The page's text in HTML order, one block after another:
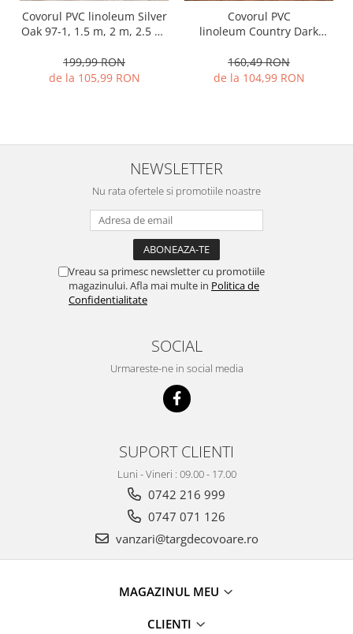
Covorul PVC linoleum Silver
Oak 97-1, 1.5 m, 2 m, 2.5 m,
199,99 RON
de la 105,99 RON
Covorul PVC
linoleum Country Dark
m si 2,5 m, Maro
inchis/Imitatie parchet,
160,49 RON
de la 104,99 RON
NEWSLETTER
Nu rata ofertele si promotiile noastre
Vreau sa primesc newsletter cu promotiile
magazinului. Afla mai multe in Politica de
Confidentialitate
SOCIAL
Urmareste-ne in social media
SUPORT CLIENTI
Luni - Vineri : 09.00 - 17.00
0742 216 999
0747 071 126
vanzari@targdecovoare.ro
MAGAZINUL MEU
CLIENTI